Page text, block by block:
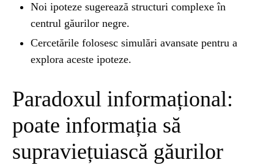
Noi ipoteze sugerează structuri complexe în
centrul găurilor negre.
Cercetările folosesc simulări avansate pentru a
explora aceste ipoteze.
Paradoxul informațional:
poate informația să
supraviețuiască găurilor
BLOG 2 years ago
Espressor paduri Senseo blocat?Afla cum îl
poti debloca
Ai simțit vreodată deja-vu? Află de ce se